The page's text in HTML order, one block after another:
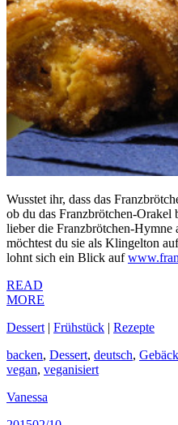
Wusstet ihr, dass das
ob du das Franzbrötchen-Orakel
lieber die Franzbrötchen-
möchtest du sie als Klingelton
lohnt sich ein Blick auf
READ
MORE
Dessert | Frühstück | Rezepte
backen, Dessert, deutsch, Gebäck
vegan, veganisiert
Vanessa